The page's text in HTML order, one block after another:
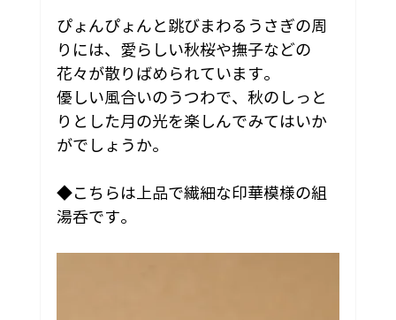
ぴょんぴょんと跳びまわるうさぎの周
りには、愛らしい秋桜や撫子などの
花々が散りばめられています。
優しい風合いのうつわで、秋のしっと
りとした月の光を楽しんでみてはいか
がでしょうか。
◆こちらは上品で繊細な印華模様の組
湯呑です。